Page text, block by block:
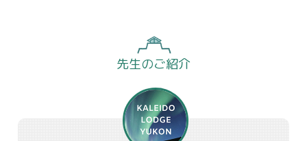
先生のご紹介